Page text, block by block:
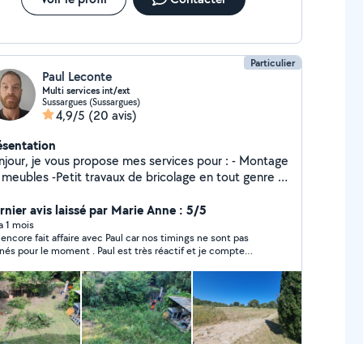
Particulier
Paul Leconte
Multi services int/ext
Sussargues (Sussargues)
4,9/5 (20 avis)
mes services pour : - Montage
-Petit travaux de bricolage en tout genre -
haie -Nettoyage karcher Parlez moi de votre
, j étudierai la faisabilité en fonction de mes
avis laissé par Marie Anne : 5/5
1 mois
encore fait affaire avec Paul car nos timings ne sont pas
pour le moment . Paul est très réactif et je compte